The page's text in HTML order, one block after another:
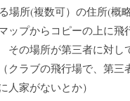
場所(複数可）の住所(概
ップからコピーの上に飛
の場所が第三者に対し
クラブの飛行場で、第三
人家がないとか）